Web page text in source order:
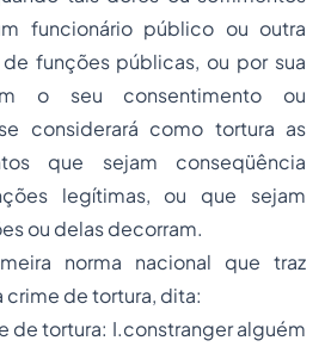
funcionário público ou outra
funções públicas, ou por sua
o seu consentimento ou
considerará como tortura as
que sejam conseqüência
legítimas, ou que sejam
ou delas decorram.
norma nacional que traz
de tortura, dita:
de tortura: I.constranger alguém